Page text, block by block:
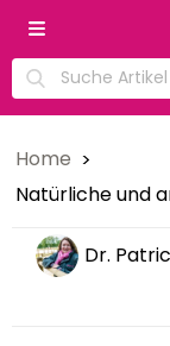
Home
Natürliche und
Dr.